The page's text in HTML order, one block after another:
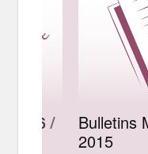
Bulletins
2015